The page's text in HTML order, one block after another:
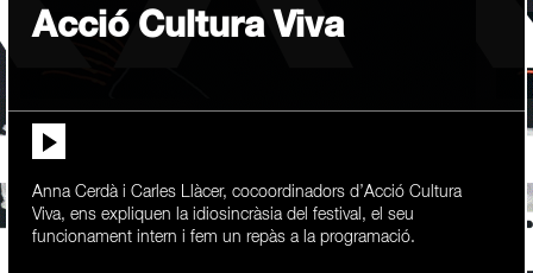
Acció Cultura Viva
Anna Cerdà i Carles Llàcer, cocoordinadors d’Acció Cultura
Viva, ens expliquen la idiosincràsia del festival, el seu
funcionament intern i fem un repàs a la programació.